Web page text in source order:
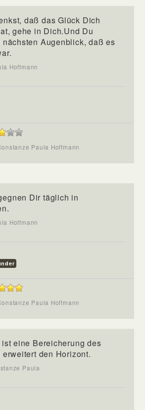
daß das Glück Dich
gehe in Dich.Und Du
nächsten Augenblick, daß es
Hoffmann
Paula Hoffmann
Dir täglich in
Hoffmann
Paula Hoffmann
eine Bereicherung des
den Horizont.
Paula